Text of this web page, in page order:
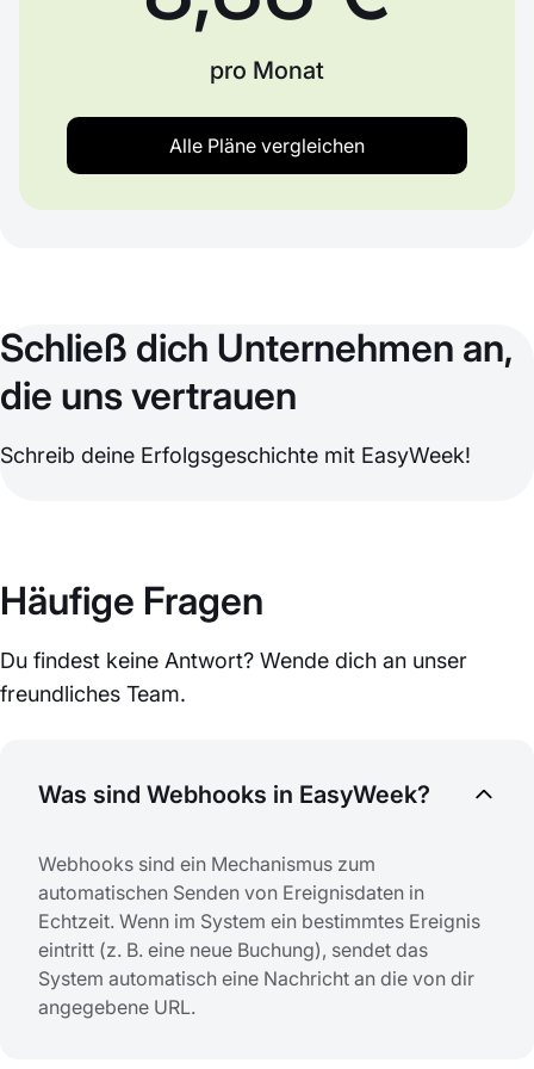
pro Monat
Alle Pläne vergleichen
Schließ dich Unternehmen an,
die uns vertrauen
Schreib deine Erfolgsgeschichte mit EasyWeek!
Häufige Fragen
Du findest keine Antwort? Wende dich an unser
freundliches Team.
Was sind Webhooks in EasyWeek?
Webhooks sind ein Mechanismus zum
automatischen Senden von Ereignisdaten in
Echtzeit. Wenn im System ein bestimmtes Ereignis
eintritt (z. B. eine neue Buchung), sendet das
System automatisch eine Nachricht an die von dir
angegebene URL.